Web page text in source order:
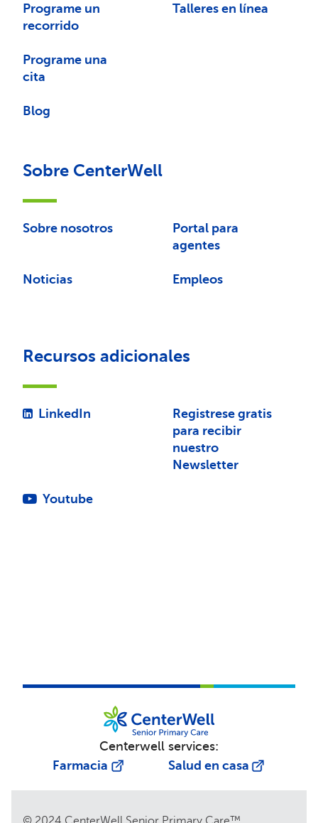
Programe un
recorrido
Programe una
cita
Blog
Talleres en línea
Sobre CenterWell
Sobre nosotros
Noticias
Portal para
agentes
Empleos
Recursos adicionales
LinkedIn
Youtube
Registrese gratis
para recibir
nuestro
Newsletter
Centerwell services:
Farmacia
Salud en casa